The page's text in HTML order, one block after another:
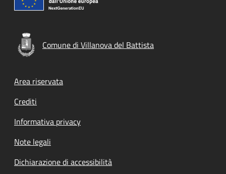
Comune di Villanova del Battista
Footer menu
Area riservata
Crediti
Informativa privacy
Note legali
Dichiarazione di accessibilità